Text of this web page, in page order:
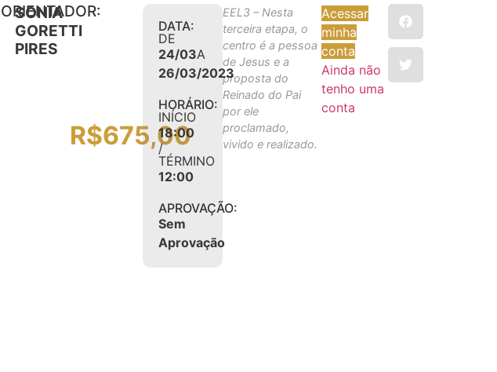
ORIENTADOR:
SONIA
GORETTI
PIRES
R$675,00
DATA:
DE
24/03A
26/03/2023
HORÁRIO:
INÍCIO
18:00
/
TÉRMINO
12:00
APROVAÇÃO:
Sem
Aprovação
EEL3 – Nesta
terceira etapa, o
centro é a pessoa
de Jesus e a
proposta do
Reinado do Pai
por ele
proclamado,
vivido e realizado.
Acessar
minha
conta
Ainda não
tenho uma
conta